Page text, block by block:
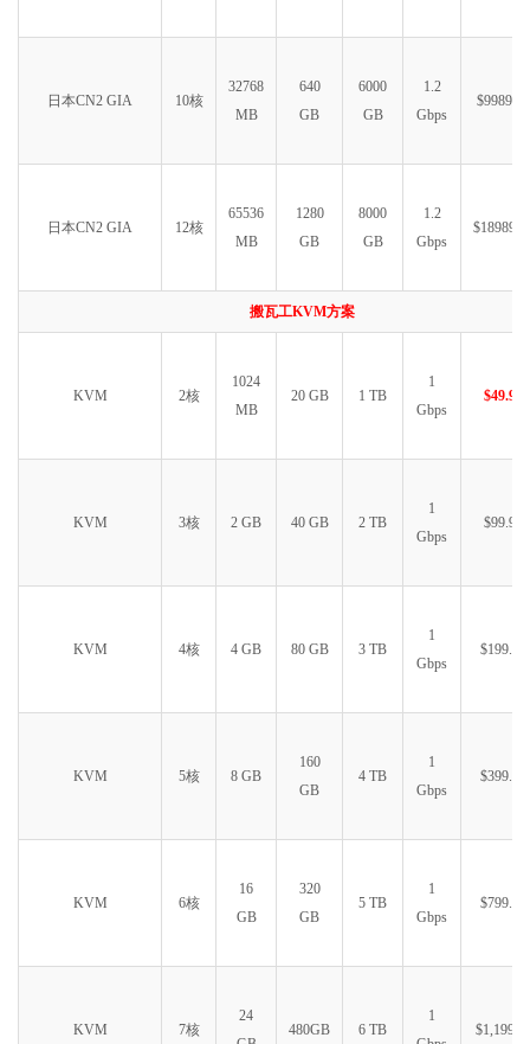
日本CN2 GIA 10核
32768
MB
640
GB
6000
GB
1.2
Gbps
$9989.99
日本CN2 GIA 12核
65536
MB
1280
GB
8000
GB
1.2
Gbps
搬瓦工KVM方案
KVM 2核
1024
MB
20 GB 1 TB
1
Gbps
$49.99
KVM 3核 2 GB 40 GB 2 TB
1
Gbps
$99.99
KVM 4核 4 GB 80 GB 3 TB
1
Gbps
$199.99
KVM 5核 8 GB
160
GB
4 TB
1
Gbps
$399.99
KVM 6核
16
GB
320
GB
5 TB
1
Gbps
$799.99
KVM 7核
24
480GB 6 TB
1